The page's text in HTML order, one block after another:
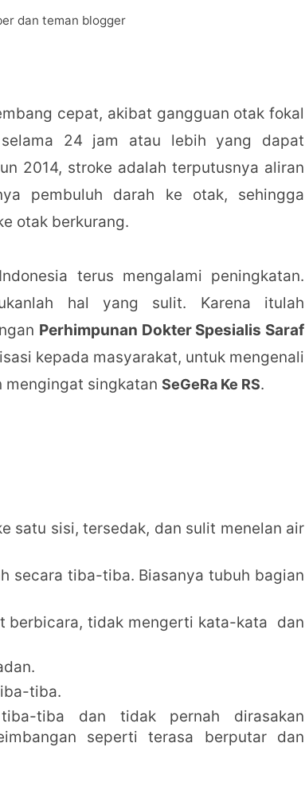
dan teman blogger
cepat, akibat gangguan otak fokal
24 jam atau lebih yang dapat
2014, stroke adalah terputusnya aliran
pembuluh darah ke otak, sehingga
otak berkurang.
terus mengalami peningkatan.
hal yang sulit. Karena itulah
Perhimpunan Dokter Spesialis Saraf
kepada masyarakat, untuk mengenali
mengingat singkatan SeGeRa Ke RS.
satu sisi, tersedak, dan sulit menelan air
secara tiba-tiba. Biasanya tubuh bagian
berbicara, tidak mengerti kata-kata dan
tiba.
tiba dan tidak pernah dirasakan
seperti terasa berputar dan